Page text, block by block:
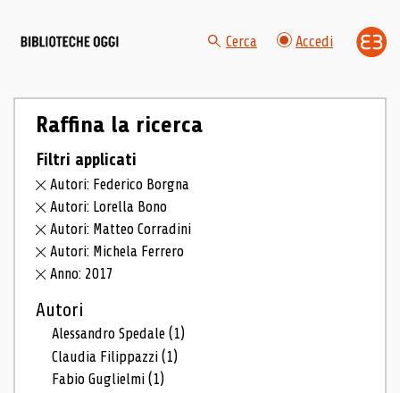
Cerca Accedi
Raffina la ricerca
Filtri applicati
Autori: Federico Borgna
Autori: Lorella Bono
Autori: Matteo Corradini
Autori: Michela Ferrero
Anno: 2017
Autori
Alessandro Spedale(1)
Claudia Filippazzi(1)
Fabio Guglielmi(1)